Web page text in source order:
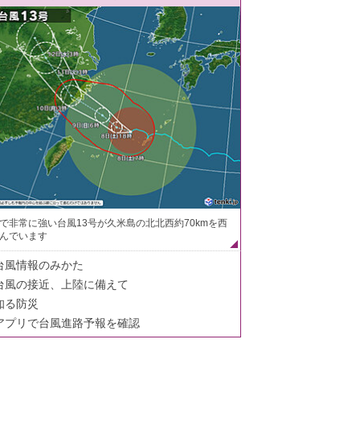
非常に強い台風13号が久米島の北北西約70kmを西
でいます
風情報のみかた
風の接近、上陸に備えて
る防災
プリで台風進路予報を確認